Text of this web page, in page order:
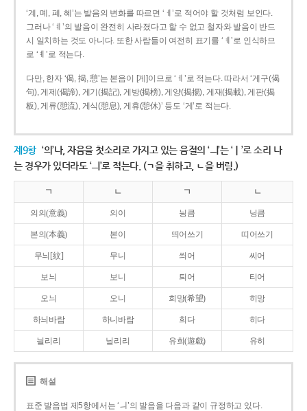
‘계, 몌, 폐, 혜’는 발음의 변화를 따르면 ‘ㅔ’로 적어야 할 것처럼 보인다.
그러나 ‘ㅖ’의 발음이 완전히 사라졌다고 할 수 없고 철자와 발음이 반드
시 일치하는 것도 아니다. 또한 사람들이 여전히 표기를 ‘ㅖ’로 인식하므
로 ‘ㅖ’로 적는다.
다만, 한자 ‘偈, 揭, 憩’는 본음이 [게]이므로 ‘ㅔ’로 적는다. 따라서 ‘게구(偈
句), 게제(偈諦), 게기(揭記), 게방(揭榜), 게양(揭揚), 게재(揭載), 게판(揭
板), 게류(憩流), 게식(憩息), 게휴(憩休)’ 등도 ‘게’로 적는다.
제9항 ‘의’나, 자음을 첫소리로 가지고 있는 음절의 ‘ㅢ’는 ‘ㅣ’로 소리 나
는 경우가 있더라도 ‘ㅢ’로 적는다. (ㄱ을 취하고, ㄴ을 버림.)
ㄱ ㄴ ㄱ ㄴ
의의(意義) 의이 닁큼 닝큼
본의(本義) 본이 띄어쓰기 띠어쓰기
무늬[紋] 무니 씌어 씨어
보늬 보니 틔어 티어
오늬 오니 희망(希望) 히망
하늬바람 하니바람 희다 히다
늴리리 닐리리 유희(遊戱) 유히
해설
표준 발음법 제5항에서는 ‘ㅢ’의 발음을 다음과 같이 규정하고 있다.